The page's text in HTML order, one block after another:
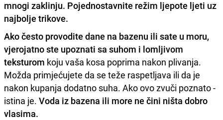
mnogi zaklinju. Pojednostavnite režim ljepote ljeti uz
najbolje trikove.
Ako često provodite dane na bazenu ili sate u moru,
vjerojatno ste upoznati sa suhom i lomljivom
teksturom koju vaša kosa poprima nakon plivanja.
Možda primjećujete da se teže raspetljava ili da je
nakon kupanja dodatno suha. Ako ovo zvuči poznato -
istina je. Voda iz bazena ili more ne čini ništa dobro
vlasima.